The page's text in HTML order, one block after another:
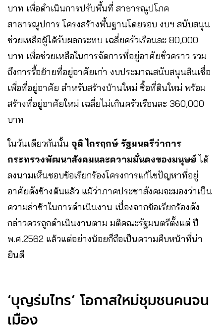
บาท เพื่อดำเนินการปรับพื้นที่ สาธารณูปโภค
สาธารณูปการ โครงสร้างพื้นฐานโดยรอบ งบฯ สนับสนุน
ช่วยเหลือผู้ได้รับผลกระทบ เฉลี่ยครัวเรือนละ 80,000
บาท เพื่อช่วยเหลือในการจัดการที่อยู่อาศัยชั่วคราว รวม
ถึงการรื้อย้ายที่อยู่อาศัยเก่า งบประมาณสนับสนุนสินเชื่อ
เพื่อที่อยู่อาศัย สำหรับสร้างบ้านใหม่ ซื้อที่ดินใหม่ พร้อม
สร้างที่อยู่อาศัยใหม่ เฉลี่ยไม่เกินครัวเรือนละ 360,000
บาท
ในวันเดียวกันนั้น จุติ ไกรฤกษ์ รัฐมนตรีว่าการ
กระทรวงพัฒนาสังคมและความมั่นคงของมนุษย์ได้
ลงนามเห็นชอบข้อเรียกร้องโครงการแก้ไขปัญหาที่อยู่
อาศัยดังข้างต้นแล้ว แม้ว่าภาคประชาสังคมจะมองว่าเป็น
ความล่าช้าในการดำเนินงาน เนื่องจากข้อเรียกร้องดัง
กล่าวควรถูกดำเนินงานตาม มติคณะรัฐมนตรีตั้งแต่ ปี
พ.ศ.2562 แล้วแต่อย่างน้อยก็ถือเป็นความคืบหน้าที่น่า
ยินดี
‘บุญร่มไทร’ โอกาสใหม่ชุมชนคนจน
เมือง